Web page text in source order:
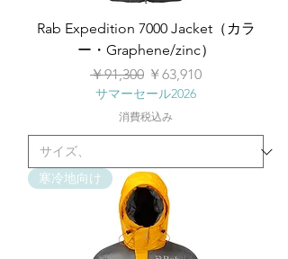
Rab Expedition 7000 Jacket（カラ
ー・Graphene/zinc）
通常価格
￥91,300 セール価格
￥63,910
サマーセール2026
消費税込み
寒冷地向け